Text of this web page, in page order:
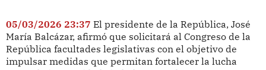
05/03/2026 23:37 El presidente de la República, José
María Balcázar, afirmó que solicitará al Congreso de la
República facultades legislativas con el objetivo de
impulsar medidas que permitan fortalecer la lucha